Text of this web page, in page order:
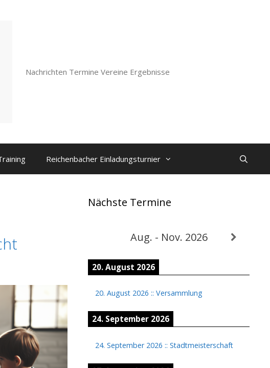
Nachrichten Termine Vereine Ergebnisse
Reichenbacher Einladungsturnier
Nächste Termine
Aug. - Nov. 2026
20. August 2026
20. August 2026 :: Versammlung
24. September 2026
24. September 2026 :: Stadtmeisterschaft